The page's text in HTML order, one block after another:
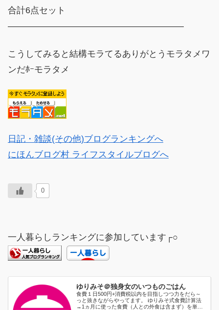
合計6点セット
————————————————————
こうしてみると結構モラてるありがとうモラタメワ
ンだﾎｰモラタメ
日記・雑談(その他)ブログランキングへ
にほんブログ村 ライフスタイルブログへ
0
一人暮らしランキングに参加しています┌○
ゆりみそ＠独身女のいつものごはん
食費１日500円+消費税以内を目指しつつ力をだら～
っと抜きながらやってます。 ゆりみそ式食費計算法
→1ヵ月に使った食費（人との外食は含まず）を単純